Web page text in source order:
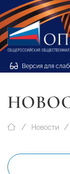
Версия для
Новости